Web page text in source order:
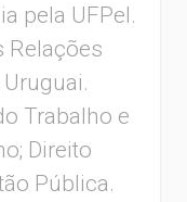
pela UFPel.
Relações
Trabalho e
Direito
Pública.